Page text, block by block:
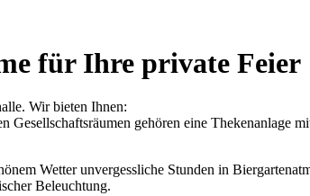
für Ihre private Feier
Wir bieten Ihnen:
gehören eine Thekenanlage
Wetter unvergessliche Stunden in
Beleuchtung.